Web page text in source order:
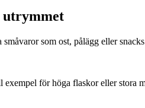
utrymmet
som ost, pålägg eller
för höga flaskor eller stora